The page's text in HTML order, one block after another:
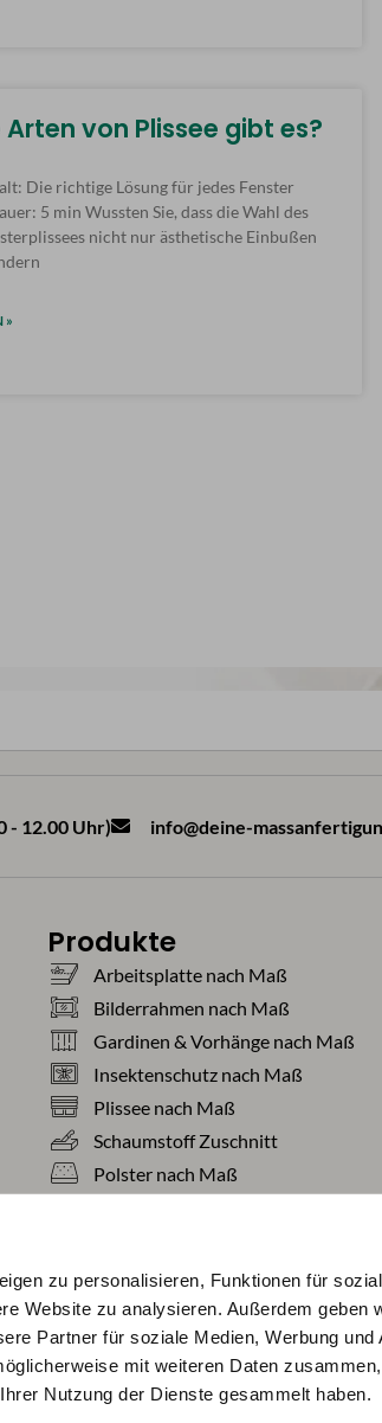
zu personalisieren, Funktionen für
Website zu analysieren. Außerdem geben
Partner für soziale Medien, Werbung und
mit weiteren Daten
Nutzung der Dienste gesammelt haben.
von Plissee gibt es?
Die richtige Lösung für jedes Fenster
5 min Wussten Sie, dass die Wahl des
nicht nur ästhetische Einbußen
»
- 12.00 Uhr) info@deine-
Produkte
Arbeitsplatte nach Maß
Bilderrahmen nach Maß
Gardinen & Vorhänge nach Maß
Insektenschutz nach Maß
Plissee nach Maß
Schaumstoff Zuschnitt
Polster nach Maß